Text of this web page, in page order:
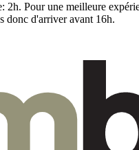
2h. Pour une meilleure
donc d'arriver avant 16h.